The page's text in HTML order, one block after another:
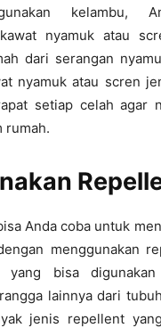
kelambu,
nyamuk atau
dari serangan
nyamuk atau scren
setiap celah agar
rumah.
Anda coba untuk
menggunakan
yang bisa
lainnya dari
jenis repellent